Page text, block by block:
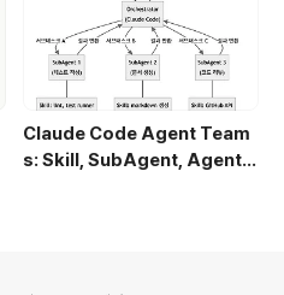
Claude Code Agent Team
s: Skill, SubAgent, Agent T